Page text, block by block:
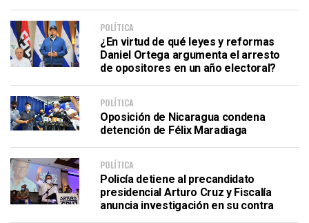
POLÍTICA
¿En virtud de qué leyes y reformas
Daniel Ortega argumenta el arresto
de opositores en un año electoral?
POLÍTICA
Oposición de Nicaragua condena
detención de Félix Maradiaga
POLÍTICA
Policía detiene al precandidato
presidencial Arturo Cruz y Fiscalía
anuncia investigación en su contra